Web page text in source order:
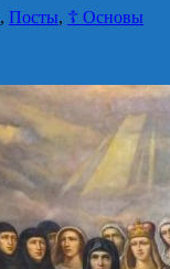
, Посты, ☦ Основы